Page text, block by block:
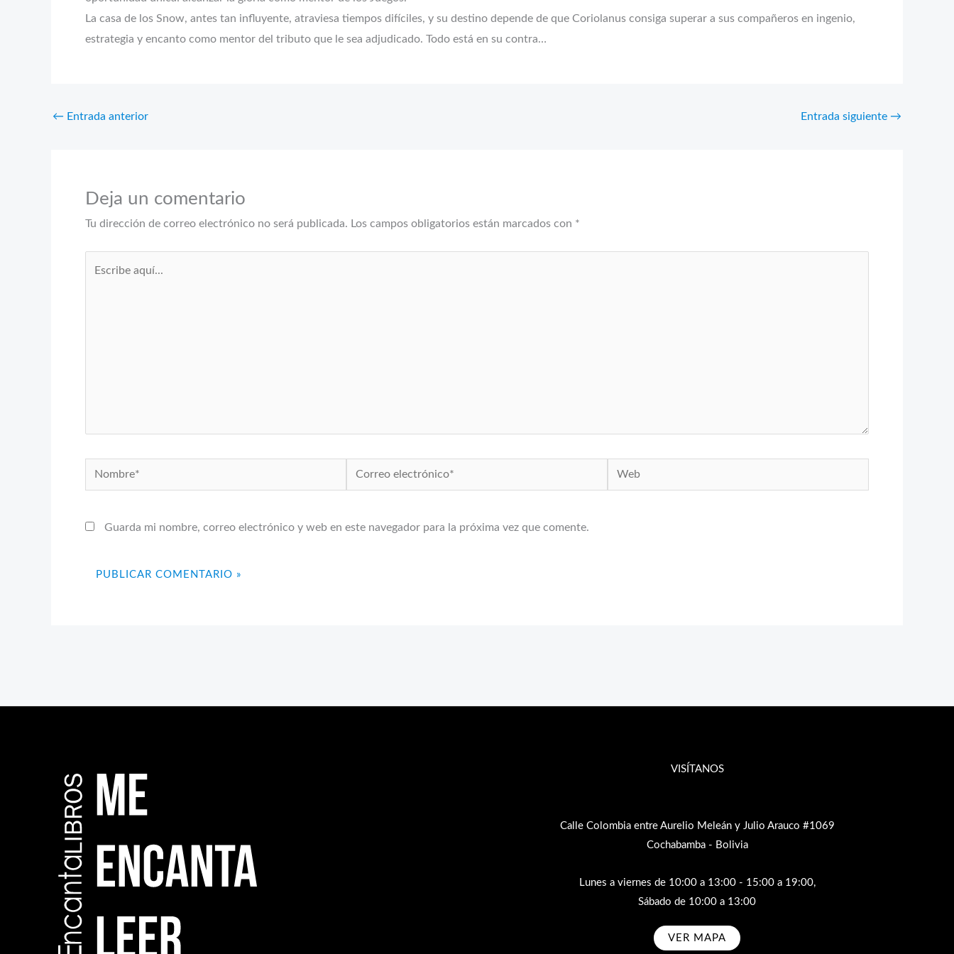
La casa de los Snow, antes tan influyente, atraviesa tiempos difíciles, y su destino depende de que Coriolanus consiga superar a sus compañeros en ingenio,
estrategia y encanto como mentor del tributo que le sea adjudicado. Todo está en su contra…
← Entrada anterior Entrada siguiente →
Deja un comentario
Tu dirección de correo electrónico no será publicada. Los campos obligatorios están marcados con *
Nombre*
Correo
electrónico*
Web
Guarda mi nombre, correo electrónico y web en este navegador para la próxima vez que comente.
VISÍTANOS
Calle Colombia entre Aurelio Meleán y Julio Arauco #1069
Cochabamba - Bolivia
Lunes a viernes de 10:00 a 13:00 - 15:00 a 19:00,
Sábado de 10:00 a 13:00
VER MAPA